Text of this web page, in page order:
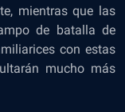
mientras que las
de batalla de
con estas
mucho más